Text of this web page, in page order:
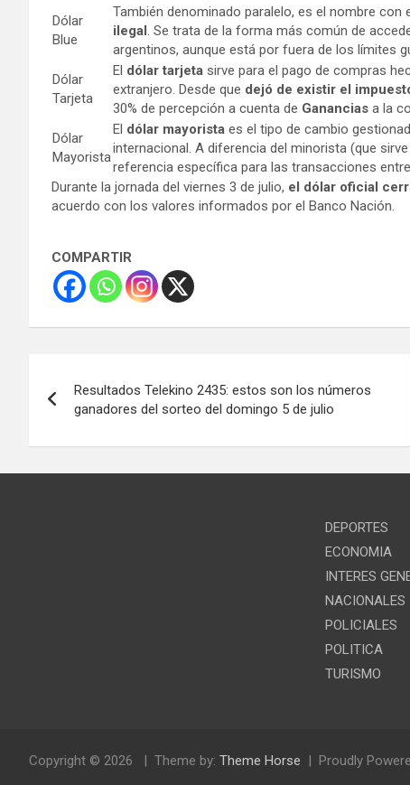
Dólar
Blue
También denominado paralelo, es el nombre
ilegal. Se trata de la forma más común de
argentinos, aunque está por fuera de los límites
Dólar
Tarjeta
El dólar tarjeta sirve para el pago de compras
extranjero. Desde que dejó de existir el
30% de percepción a cuenta de Ganancias a la
Dólar
Mayorista
El dólar mayorista es el tipo de cambio
internacional. A diferencia del minorista (que
referencia específica para las transacciones
Durante la jornada del viernes 3 de julio, el dólar oficial
acuerdo con los valores informados por el Banco Nación.
COMPARTIR
de
entradas
Resultados Telekino 2435: estos son los números
ganadores del sorteo del domingo 5 de julio
DEPORTES
ECONOMIA
INTERES
NACIONALES
POLICIALES
POLITICA
TURISMO
Copyright © 2026 Theme by: Theme Horse Proudly